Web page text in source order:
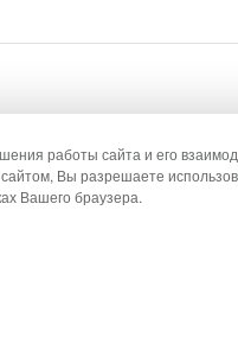
работы сайта и его
сайтом, Вы разрешаете
Вашего браузера.